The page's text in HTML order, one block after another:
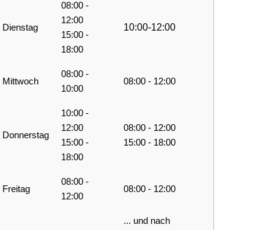
Dienstag
08:00 -
12:00
15:00 -
18:00
10:00-12:00
Mittwoch
08:00 -
10:00
08:00 - 12:00
Donnerstag
10:00 -
12:00
15:00 -
18:00
08:00 - 12:00
15:00 - 18:00
Freitag
08:00 -
12:00
08:00 - 12:00
... und nach